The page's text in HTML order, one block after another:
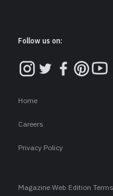
Follow us on:
Home
Careers
Privacy Policy
Magazine Web Edition